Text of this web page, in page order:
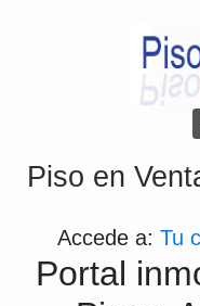
Piso en
Accede a: Tu
Portal